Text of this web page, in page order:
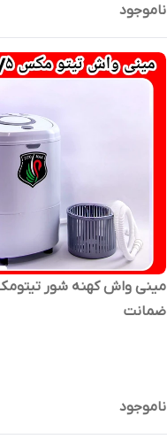
خشک کن مدلtt33
ناموجود
مینی واش کهنه شور
ضمانت
ناموجود